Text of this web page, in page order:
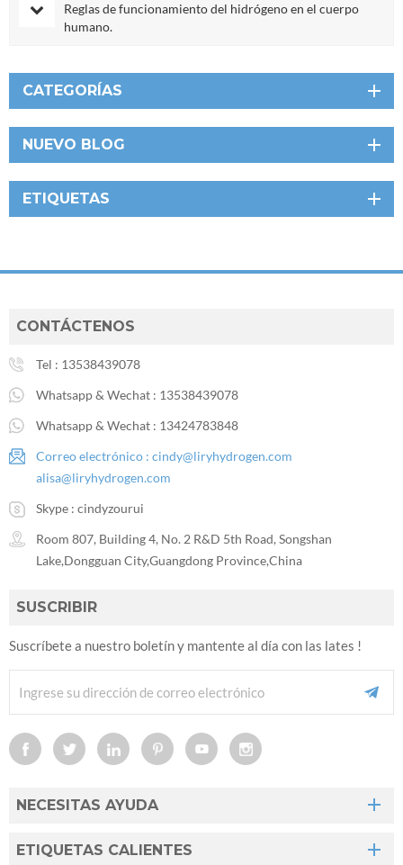
Reglas de funcionamiento del hidrógeno en el cuerpo
humano.
CATEGORÍAS
NUEVO BLOG
ETIQUETAS
CONTÁCTENOS
Tel : 13538439078
Whatsapp & Wechat : 13538439078
Whatsapp & Wechat : 13424783848
Correo electrónico : cindy@liryhydrogen.com
alisa@liryhydrogen.com
Skype : cindyzourui
Room 807, Building 4, No. 2 R&D 5th Road, Songshan
Lake,Dongguan City,Guangdong Province,China
SUSCRIBIR
Suscríbete a nuestro boletín y mantente al día con las lates !
NECESITAS AYUDA
ETIQUETAS CALIENTES